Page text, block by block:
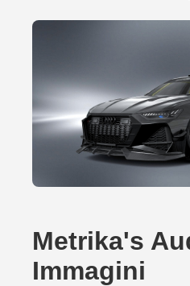
Metrika's
Immagini